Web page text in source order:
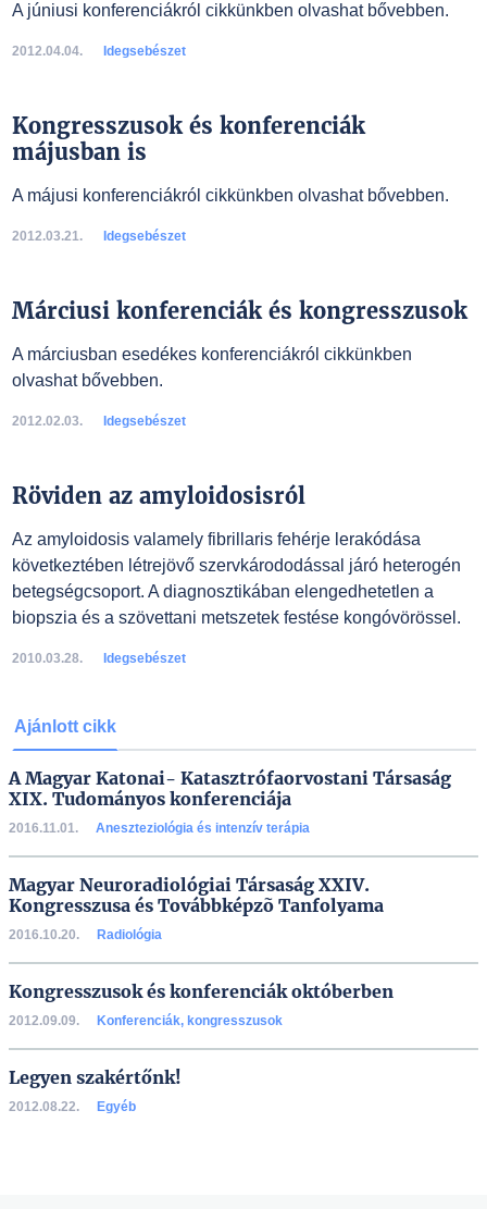
A júniusi konferenciákról cikkünkben olvashat bővebben.
2012.04.04. Idegsebészet
Kongresszusok és konferenciák
májusban is
A májusi konferenciákról cikkünkben olvashat bővebben.
2012.03.21. Idegsebészet
Márciusi konferenciák és kongresszusok
A márciusban esedékes konferenciákról cikkünkben
olvashat bővebben.
2012.02.03. Idegsebészet
Röviden az amyloidosisról
Az amyloidosis valamely fibrillaris fehérje lerakódása
következtében létrejövő szervkárododással járó heterogén
betegségcsoport. A diagnosztikában elengedhetetlen a
biopszia és a szövettani metszetek festése kongóvörössel.
2010.03.28. Idegsebészet
Ajánlott cikk
A Magyar Katonai- Katasztrófaorvostani Társaság
XIX. Tudományos konferenciája
2016.11.01. Aneszteziológia és intenzív terápia
Magyar Neuroradiológiai Társaság XXIV.
Kongresszusa és Továbbképzõ Tanfolyama
2016.10.20. Radiológia
Kongresszusok és konferenciák októberben
2012.09.09. Konferenciák, kongresszusok
Legyen szakértőnk!
2012.08.22. Egyéb